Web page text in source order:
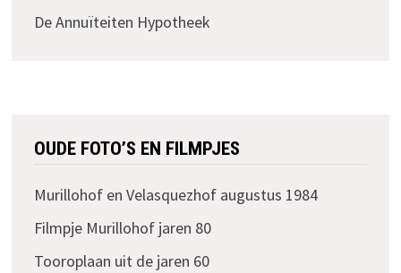
De Annuïteiten Hypotheek
OUDE FOTO’S EN FILMPJES
Murillohof en Velasquezhof augustus 1984
Filmpje Murillohof jaren 80
Tooroplaan uit de jaren 60